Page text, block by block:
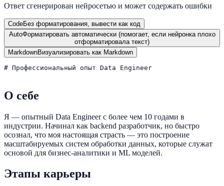
Ответ сгенерирован нейросетью и может содержать ошибки
CodeБез форматирования, вывести как код
AutoФорматировать автоматически (помогает, если нейронка плохо
отформатировала текст)
MarkdownВизуализировать как Markdown
# Профессиональный опыт Data Engineer
О себе
Я — опытный Data Engineer с более чем 10 годами в
индустрии. Начинал как backend разработчик, но быстро
осознал, что моя настоящая страсть — это построение
масштабируемых систем обработки данных, которые служат
основой для бизнес-аналитики и ML моделей.
Этапы карьеры